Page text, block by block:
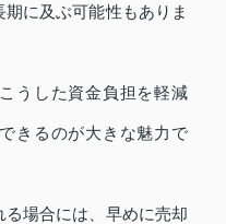
に及ぶ可能性もありま
うした資金負担を軽減
きるのが大きな魅力で
場合には、早めに売却